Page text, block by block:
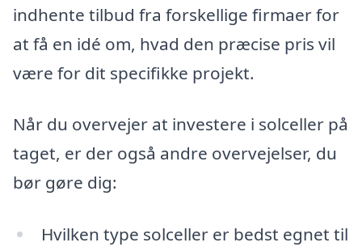
indhente tilbud fra forskellige firmaer for
at få en idé om, hvad den præcise pris vil
være for dit specifikke projekt.
Når du overvejer at investere i solceller på
taget, er der også andre overvejelser, du
bør gøre dig:
Hvilken type solceller er bedst egnet til